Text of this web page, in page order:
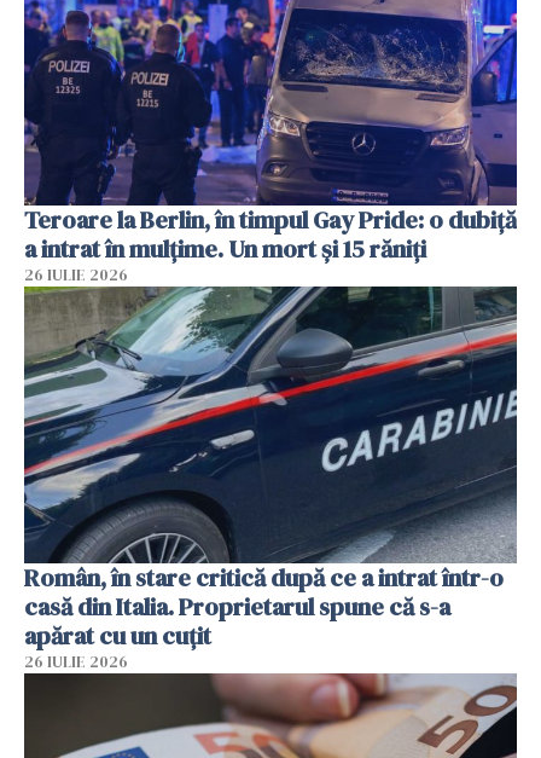
Teroare la Berlin, în timpul Gay Pride: o dubiță
a intrat în mulțime. Un mort și 15 răniți
26 IULIE 2026
Român, în stare critică după ce a intrat într-o
casă din Italia. Proprietarul spune că s-a
apărat cu un cuțit
26 IULIE 2026